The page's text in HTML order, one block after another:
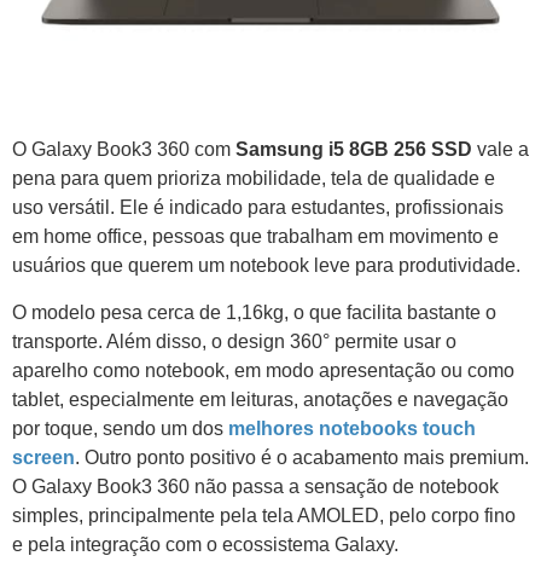
O Galaxy Book3 360 com Samsung i5 8GB 256 SSD vale a
pena para quem prioriza mobilidade, tela de qualidade e
uso versátil. Ele é indicado para estudantes, profissionais
em home office, pessoas que trabalham em movimento e
usuários que querem um notebook leve para produtividade.
O modelo pesa cerca de 1,16kg, o que facilita bastante o
transporte. Além disso, o design 360° permite usar o
aparelho como notebook, em modo apresentação ou como
tablet, especialmente em leituras, anotações e navegação
por toque, sendo um dos melhores notebooks touch
screen. Outro ponto positivo é o acabamento mais premium.
O Galaxy Book3 360 não passa a sensação de notebook
simples, principalmente pela tela AMOLED, pelo corpo fino
e pela integração com o ecossistema Galaxy.